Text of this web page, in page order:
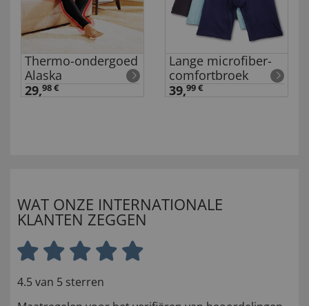
Thermo-ondergoed
Alaska
29,98 €
Lange microfiber-
comfortbroek
39,99 €
WAT ONZE INTERNATIONALE
KLANTEN ZEGGEN
4.5 van 5 sterren